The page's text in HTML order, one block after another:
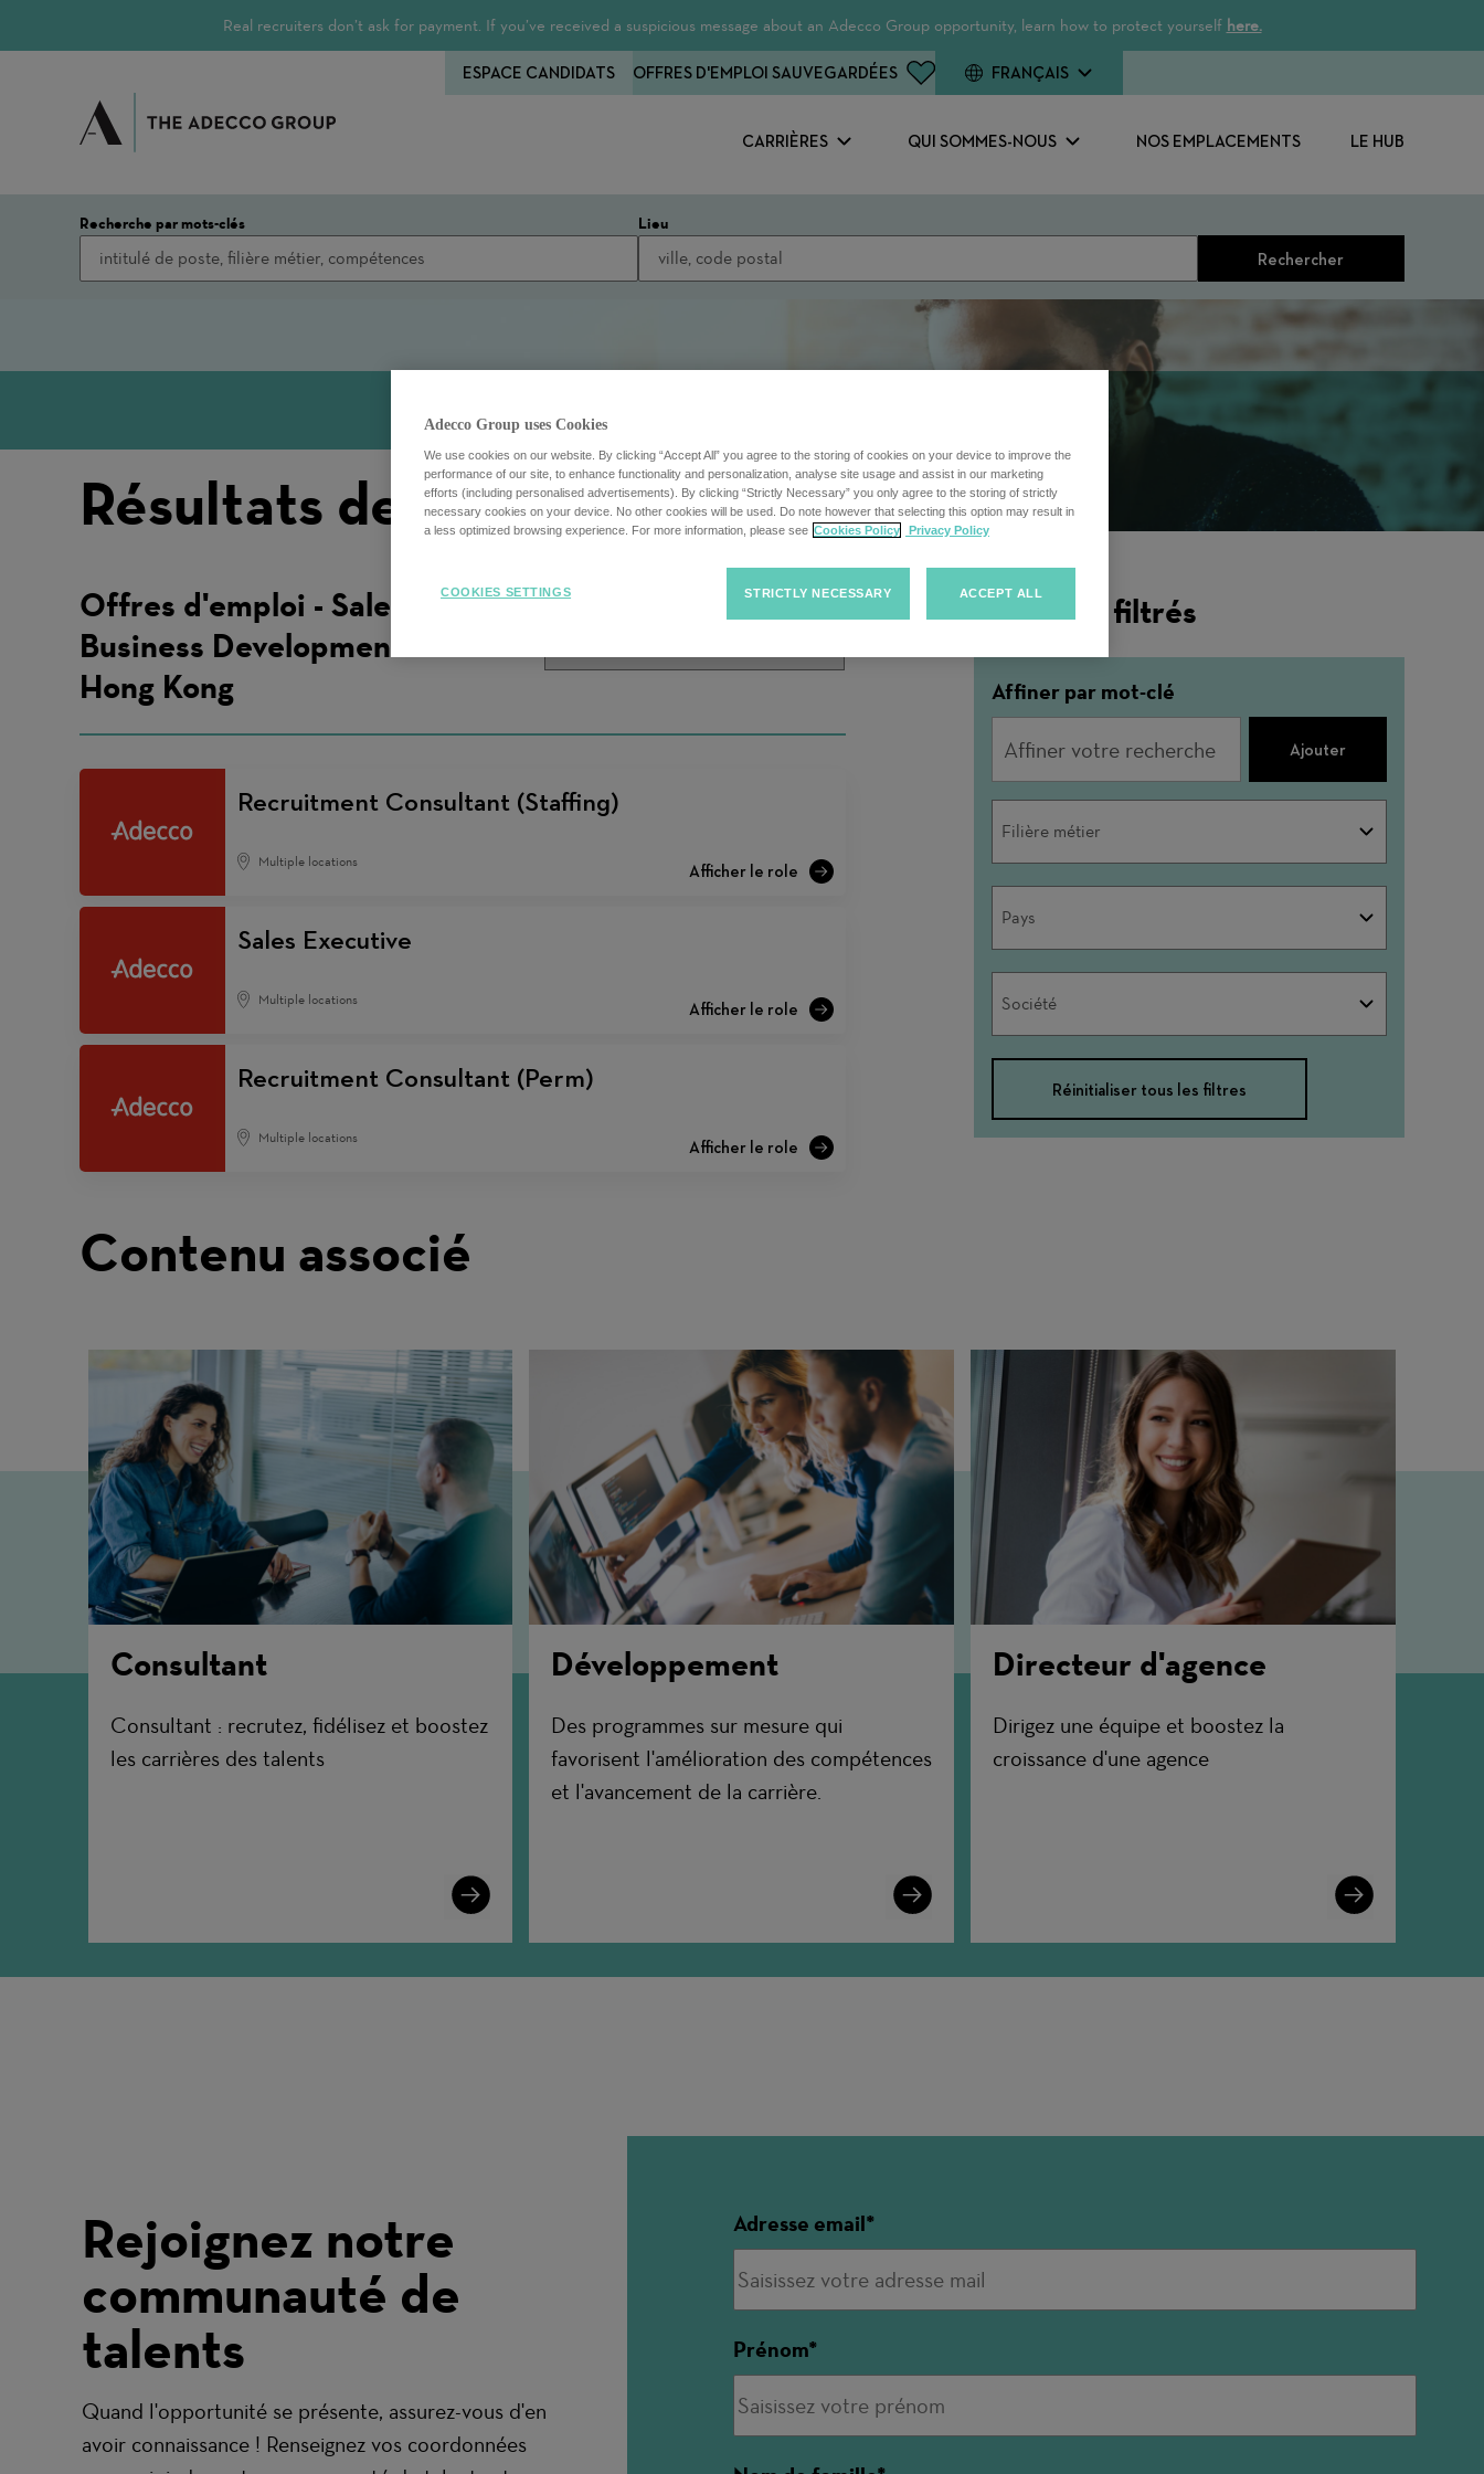
Real recruiters don’t ask for payment. If you’ve received a suspicious message about an Adecco Group opportunity, learn how to protect yourself here.
CARRIÈRES QUI SOMMES-NOUS NOS EMPLACEMENTS LE HUB
ESPACE CANDIDATS OFFRES D'EMPLOI SAUVEGARDÉES FRANÇAIS
Recherche par mots-clés Lieu
Rechercher
Résultats de recherche
Trier
offres
Trier les offres d'emploi
Offres d'emploi - Sales and
Business Development -
Hong Kong
Recruitment Consultant (Staffing)
Multiple locations
Sales Executive
Multiple locations
Recruitment Consultant (Perm)
Multiple locations
Résultats filtrés
Affiner par mot-clé
Ajouter
Filière métier
Pays
Société
Réinitialiser tous les filtres
Contenu associé
Consultant
Consultant : recrutez, fidélisez et boostez
les carrières des talents
Learn
More
Développement
Des programmes sur mesure qui
favorisent l'amélioration des compétences
et l'avancement de la carrière.
Learn
More
Directeur d'agence
Dirigez une équipe et boostez la
croissance d'une agence
Learn
More
Rejoignez notre
communauté de
talents
Quand l'opportunité se présente, assurez-vous d'en
avoir connaissance ! Renseignez vos coordonnées
Adresse email
Prénom
Adecco Group uses Cookies
We use cookies on our website. By clicking “Accept All” you agree to the storing of cookies on your device to improve the
performance of our site, to enhance functionality and personalization, analyse site usage and assist in our marketing
efforts (including personalised advertisements). By clicking “Strictly Necessary” you only agree to the storing of strictly
necessary cookies on your device. No other cookies will be used. Do note however that selecting this option may result in
a less optimized browsing experience. For more information, please see Cookies Policy Privacy Policy
STRICTLY NECESSARY ACCEPT ALL
COOKIES SETTINGS